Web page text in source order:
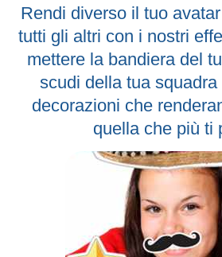
Rendi diverso il tuo
tutti gli altri con i nostri
mettere la bandiera del
scudi della tua
decorazioni che
quella che più ti